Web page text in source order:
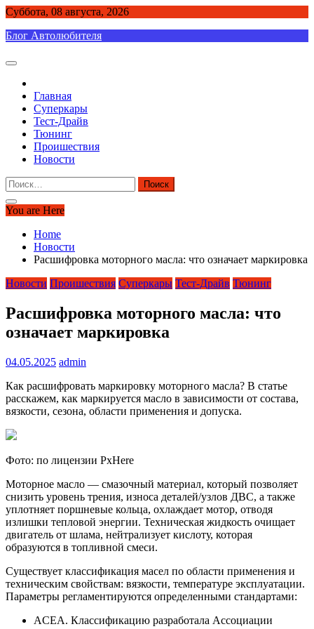
Skip
content
Суббота, 08 августа, 2026
Блог Автолюбителя
Главная
Суперкары
Тест-Драйв
Тюнинг
Проишествия
Новости
Найти:
You are Here
Home
Новости
Расшифровка моторного масла: что означает маркировка
Новости Проишествия Суперкары Тест-Драйв Тюнинг
Расшифровка моторного масла: что
означает маркировка
04.05.2025 admin
Как расшифровать маркировку моторного масла? В статье
расскажем, как маркируется масло в зависимости от состава,
вязкости, сезона, области применения и допуска.
Фото: по лицензии PxHere
Моторное масло — смазочный материал, который позволяет
снизить уровень трения, износа деталей/узлов ДВС, а также
уплотняет поршневые кольца, охлаждает мотор, отводя
излишки тепловой энергии. Техническая жидкость очищает
двигатель от шлама, нейтрализует кислоту, которая
образуются в топливной смеси.
Существует классификация масел по области применения и
техническим свойствам: вязкости, температуре эксплуатации.
Параметры регламентируются определенными стандартами:
ACEA. Классификацию разработала Ассоциации